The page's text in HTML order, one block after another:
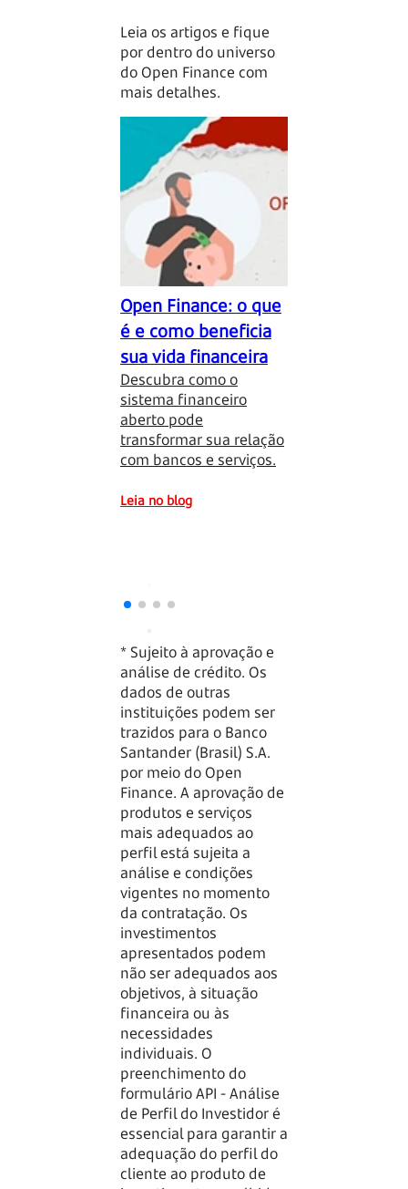
Leia os artigos e fique
por dentro do universo
do Open Finance com
mais detalhes.
Open Finance: o que
é e como beneficia
sua vida financeira
Descubra como o
sistema financeiro
aberto pode
transformar sua relação
com bancos e serviços.
Leia no blog
* Sujeito à aprovação e
análise de crédito. Os
dados de outras
instituições podem ser
trazidos para o Banco
Santander (Brasil) S.A.
por meio do Open
Finance. A aprovação de
produtos e serviços
mais adequados ao
perfil está sujeita a
análise e condições
vigentes no momento
da contratação. Os
investimentos
apresentados podem
não ser adequados aos
objetivos, à situação
financeira ou às
necessidades
individuais. O
preenchimento do
formulário API - Análise
de Perfil do Investidor é
essencial para garantir a
adequação do perfil do
cliente ao produto de